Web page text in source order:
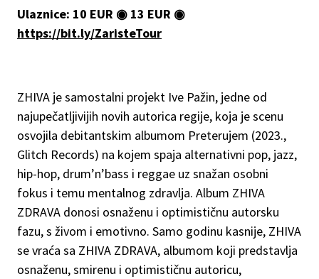
Ulaznice: 10 EUR ◉ 13 EUR ◉
https://bit.ly/ZaristeTour
ZHIVA je samostalni projekt Ive Pažin, jedne od
najupečatljivijih novih autorica regije, koja je scenu
osvojila debitantskim albumom Preterujem (2023.,
Glitch Records) na kojem spaja alternativni pop, jazz,
hip-hop, drum’n’bass i reggae uz snažan osobni
fokus i temu mentalnog zdravlja. Album ZHIVA
ZDRAVA donosi osnaženu i optimističnu autorsku
fazu, s živom i emotivno. Samo godinu kasnije, ZHIVA
se vraća sa ZHIVA ZDRAVA, albumom koji predstavlja
osnaženu, smirenu i optimističnu autoricu,